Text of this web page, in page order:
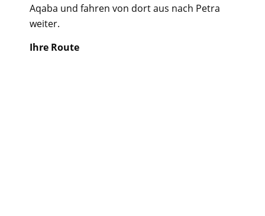
Aqaba und fahren von dort aus nach Petra
weiter.
Ihre Route